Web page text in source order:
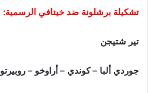
تشكيلة برشلونة ضد خيتافي الرسمية:
تير شتيجن
جوردي ألبا – كوندي – أراوخو – روبيرتو